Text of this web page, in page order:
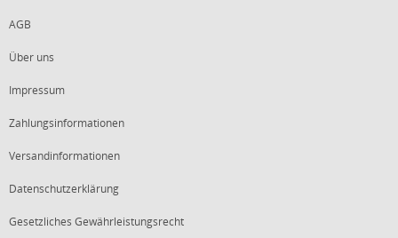
AGB
Über uns
Impressum
Zahlungsinformationen
Versandinformationen
Datenschutzerklärung
Gesetzliches Gewährleistungsrecht